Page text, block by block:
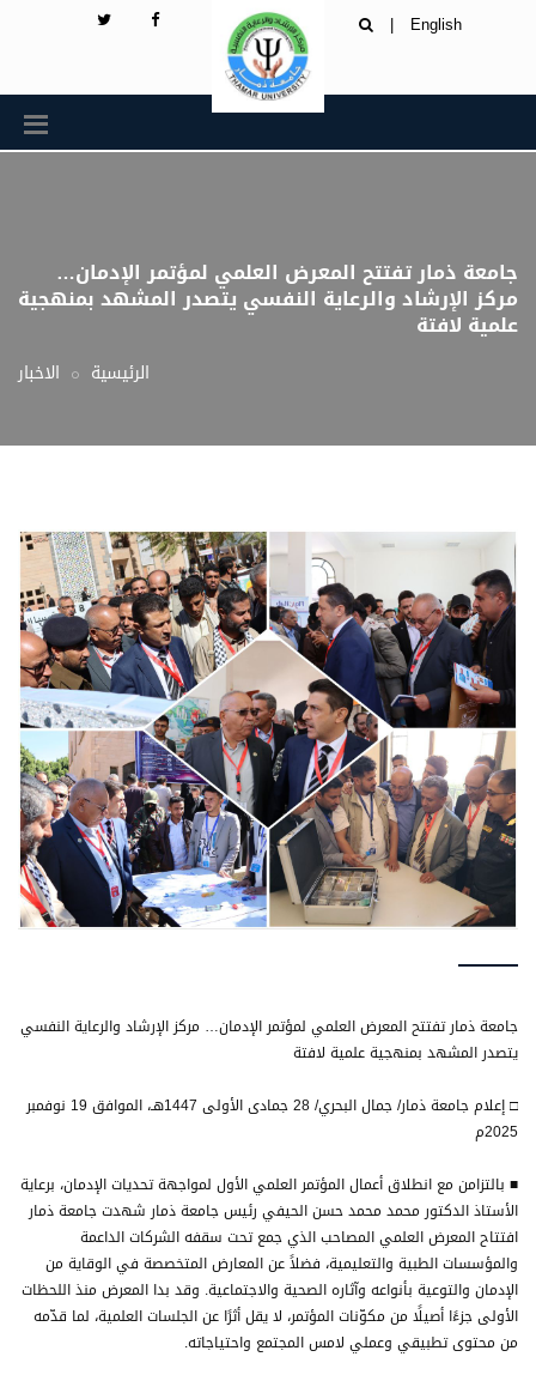
English
|
جامعة ذمار تفتتح المعرض العلمي لمؤتمر الإدمان…
مركز الإرشاد والرعاية النفسي يتصدر المشهد بمنهجية
علمية لافتة
الرئيسية الاخبار
جامعة ذمار تفتتح المعرض العلمي لمؤتمر الإدمان… مركز الإرشاد والرعاية النفسي
يتصدر المشهد بمنهجية علمية لافتة
□ إعلام جامعة ذمار/ جمال البحري/ 28 جمادى الأولى 1447هـ، الموافق 19 نوفمبر
2025م
■ بالتزامن مع انطلاق أعمال المؤتمر العلمي الأول لمواجهة تحديات الإدمان، برعاية
الأستاذ الدكتور محمد محمد حسن الحيفي رئيس جامعة ذمار شهدت جامعة ذمار
افتتاح المعرض العلمي المصاحب الذي جمع تحت سقفه الشركات الداعمة
والمؤسسات الطبية والتعليمية، فضلاً عن المعارض المتخصصة في الوقاية من
الإدمان والتوعية بأنواعه وآثاره الصحية والاجتماعية. وقد بدا المعرض منذ اللحظات
الأولى جزءًا أصيلًا من مكوّنات المؤتمر، لا يقل أثرًا عن الجلسات العلمية، لما قدّمه
من محتوى تطبيقي وعملي لامس المجتمع واحتياجاته.